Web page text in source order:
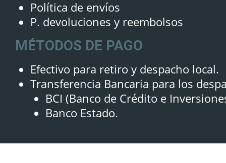
Política de envíos
P. devoluciones y reembolsos
MÉTODOS DE PAGO
Efectivo para retiro y despacho local.
Transferencia Bancaria para los
BCI (Banco de Crédito e
Banco Estado.